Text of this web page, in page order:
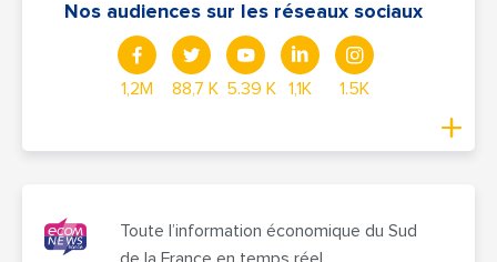
Nos audiences sur les réseaux sociaux
1,2M 88,7 K 5.39 K 1,1K 1.5K
Toute l’information économique du Sud
de la France en temps réel